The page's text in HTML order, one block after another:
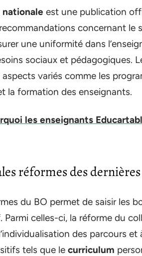
nationale est une publication
concernant le
une uniformité dans
sociaux et pédagogiques.
variés comme les
la formation des enseignants.
les enseignants
réformes des
du BO permet de saisir les
Parmi celles-ci, la réforme du
des parcours
tels que le curriculum